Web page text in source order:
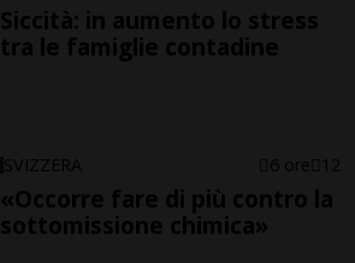
Siccità: in aumento lo stress
tra le famiglie contadine
SVIZZERA 6 ore 12
«Occorre fare di più contro la
sottomissione chimica»